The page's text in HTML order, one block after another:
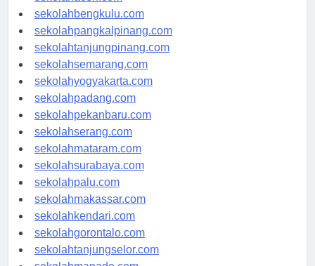
sekolahaceh.com
sekolahbengkulu.com
sekolahpangkalpinang.com
sekolahtanjungpinang.com
sekolahsemarang.com
sekolahyogyakarta.com
sekolahpadang.com
sekolahpekanbaru.com
sekolahserang.com
sekolahmataram.com
sekolahsurabaya.com
sekolahpalu.com
sekolahmakassar.com
sekolahkendari.com
sekolahgorontalo.com
sekolahtanjungselor.com